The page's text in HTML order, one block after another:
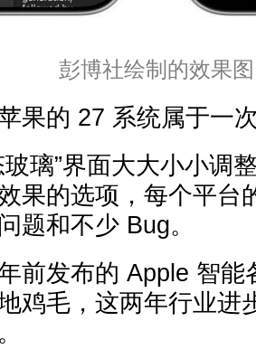
彭博社绘制的效果图
果的 27 系统属于一
玻璃”界面大大小小调
果的选项，每个平台
题和不少 Bug。
前发布的 Apple 智能
鸡毛，这两年行业进